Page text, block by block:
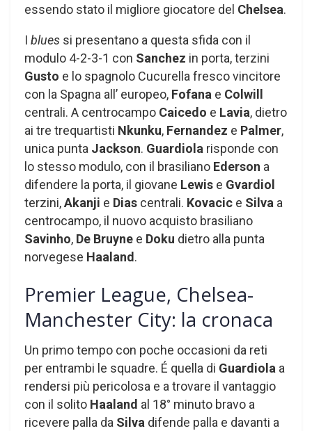
essendo stato il migliore giocatore del Chelsea.
I blues si presentano a questa sfida con il
modulo 4-2-3-1 con Sanchez in porta, terzini
Gusto e lo spagnolo Cucurella fresco vincitore
con la Spagna all’ europeo, Fofana e Colwill
centrali. A centrocampo Caicedo e Lavia, dietro
ai tre trequartisti Nkunku, Fernandez e Palmer,
unica punta Jackson. Guardiola risponde con
lo stesso modulo, con il brasiliano Ederson a
difendere la porta, il giovane Lewis e Gvardiol
terzini,Akanji e Dias centrali. Kovacic e Silva a
centrocampo, il nuovo acquisto brasiliano
Savinho, De Bruyne e Doku dietro alla punta
norvegese Haaland .
Premier League, Chelsea-
Manchester City: la cronaca
Un primo tempo con poche occasioni da reti
per entrambi le squadre. É quella di Guardiola a
rendersi più pericolosa e a trovare il vantaggio
con il solito Haaland al 18° minuto bravo a
ricevere palla da Silva difende palla e davanti a